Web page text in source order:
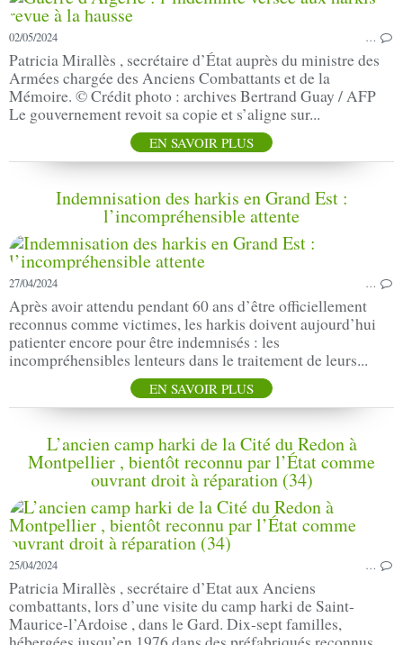
02/05/2024 …
Patricia Mirallès , secrétaire d’État auprès du ministre des
Armées chargée des Anciens Combattants et de la
Mémoire. © Crédit photo : archives Bertrand Guay / AFP
Le gouvernement revoit sa copie et s’aligne sur...
EN SAVOIR PLUS
Indemnisation des harkis en Grand Est :
l’incompréhensible attente
27/04/2024 …
Après avoir attendu pendant 60 ans d’être officiellement
reconnus comme victimes, les harkis doivent aujourd’hui
patienter encore pour être indemnisés : les
incompréhensibles lenteurs dans le traitement de leurs...
EN SAVOIR PLUS
L’ancien camp harki de la Cité du Redon à
Montpellier , bientôt reconnu par l’État comme
ouvrant droit à réparation (34)
25/04/2024 …
Patricia Mirallès , secrétaire d’Etat aux Anciens
combattants, lors d’une visite du camp harki de Saint-
Maurice-l’Ardoise , dans le Gard. Dix-sept familles,